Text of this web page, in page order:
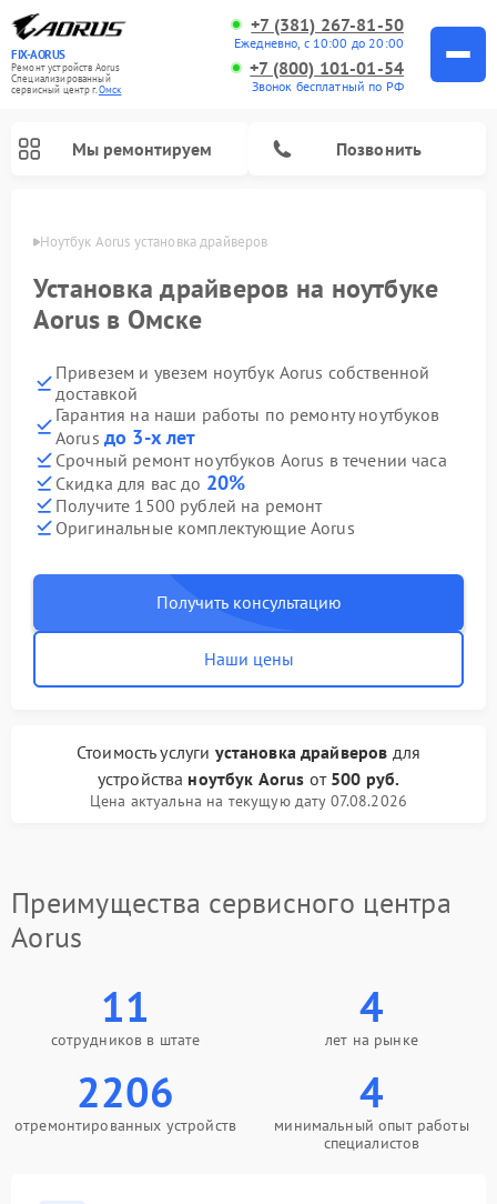
FIX-AORUS
Ремонт устройств Aorus
Специализированный
cервисный центр г.Омск
+7 (381) 267-81-50
Ежедневно, с 10:00 до 20:00
+7 (800) 101-01-54
Звонок бесплатный по РФ
Мы ремонтируем Позвонить
Ноутбук Aorus установка драйверов
Установка драйверов на ноутбуке
Aorus в Омске
Привезем и увезем ноутбук Aorus собственной
доставкой
Гарантия на наши работы по ремонту ноутбуков
Aorus до 3-х лет
Срочный ремонт ноутбуков Aorus в течении часа
Скидка для вас до 20%
Получите 1500 рублей на ремонт
Оригинальные комплектующие Aorus
Получить консультацию
Наши цены
Стоимость услуги установка драйверов для
устройства ноутбук Aorus от 500 руб.
Цена актуальна на текущую дату 07.08.2026
Преимущества сервисного центра
Aorus
11
сотрудников в штате
4
лет на рынке
2206
отремонтированных устройств
4
минимальный опыт работы
специалистов